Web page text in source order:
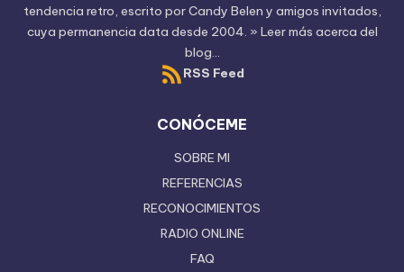
tendencia retro, escrito porCandy Belen y amigos invitados,
cuya permanencia data desde 2004. » Leer más acerca del
blog...
RSS Feed
CONÓCEME
SOBRE MI
REFERENCIAS
RECONOCIMIENTOS
RADIO ONLINE
FAQ